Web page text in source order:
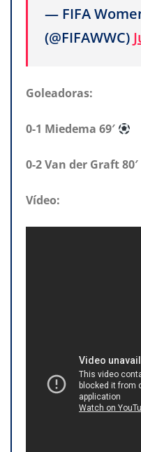
— FIFA
(@FIFAWWC)
Goleadoras:
0-1 Miedema 69′
0-2 Van der Graft 80′
Vídeo: